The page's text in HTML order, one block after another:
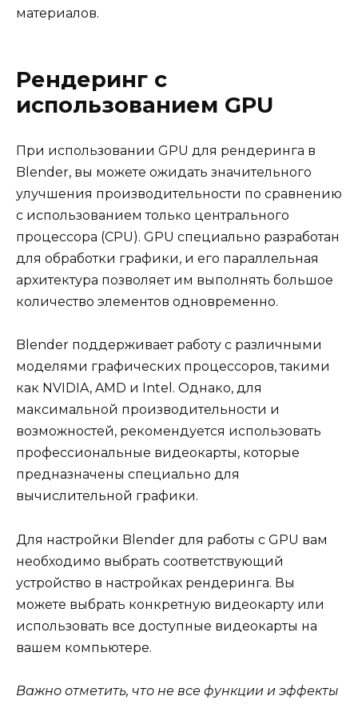
материалов.
Рендеринг с
использованием GPU
При использовании GPU для рендеринга в
Blender, вы можете ожидать значительного
улучшения производительности по сравнению
с использованием только центрального
процессора (CPU). GPU специально разработан
для обработки графики, и его параллельная
архитектура позволяет им выполнять большое
количество элементов одновременно.
Blender поддерживает работу с различными
моделями графических процессоров, такими
как NVIDIA, AMD и Intel. Однако, для
максимальной производительности и
возможностей, рекомендуется использовать
профессиональные видеокарты, которые
предназначены специально для
вычислительной графики.
Для настройки Blender для работы с GPU вам
необходимо выбрать соответствующий
устройство в настройках рендеринга. Вы
можете выбрать конкретную видеокарту или
использовать все доступные видеокарты на
вашем компьютере.
Важно отметить, что не все функции и эффекты